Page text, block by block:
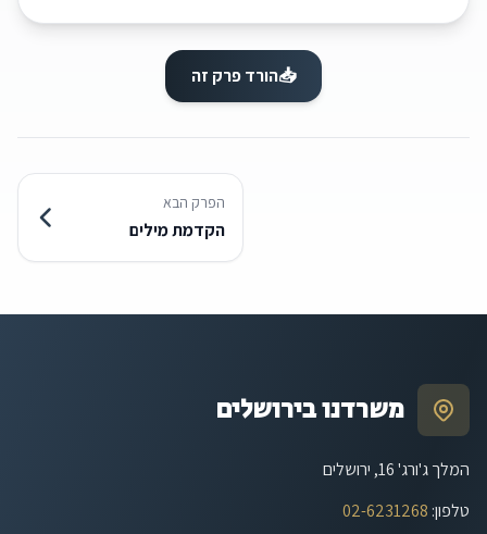
📥הורד פרק זה
הפרק הבא
הקדמת מילים
משרדנו בירושלים
המלך ג'ורג' 16, ירושלים
טלפון:
02-6231268